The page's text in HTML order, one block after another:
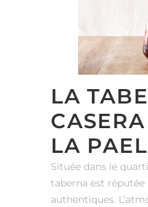
LA
LA
Située dans le
taberna est réputée
authentiques.